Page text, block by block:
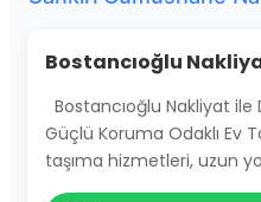
Bostancıoğlu
Bostancıoğlu Nakliyat
Güçlü Koruma Odaklı Ev
taşıma hizmetleri, uzun